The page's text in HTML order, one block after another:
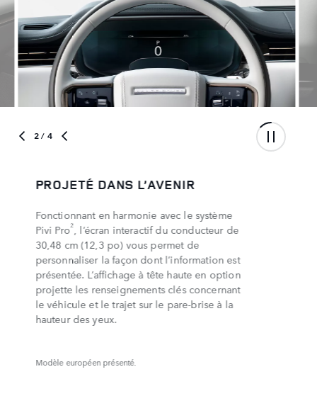
2/ 4
VOYEZ TOUT
La caméra périphérique 3D et la vision au
sol ClearSight vous permettent de voir
autour de vous et sous le capot, tandis que
les phares de manœuvre éclairent le sol à
basse vitesse, ce qui vous aide à naviguer
dans les endroits restreints avec facilité. Le
rétroviseur intérieur ClearSight en option
offre une vue dégagée de la route derrière